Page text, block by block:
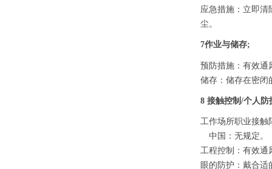
应急措施：立即清
尘。
7作业与储存;
预防措施：有效通
储存： 储存在密闭
8 接触控制/个人防
工作场所职业接触
中国：无规定。
工程控制：有效通
眼的防护：戴合适